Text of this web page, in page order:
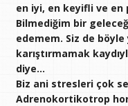
en iyi, en keyifli ve
Bilmediğim bir
edemem. Siz de böyle
karıştırmamak
diye…
Biz ani stresleri çok
Adrenokortikotrop